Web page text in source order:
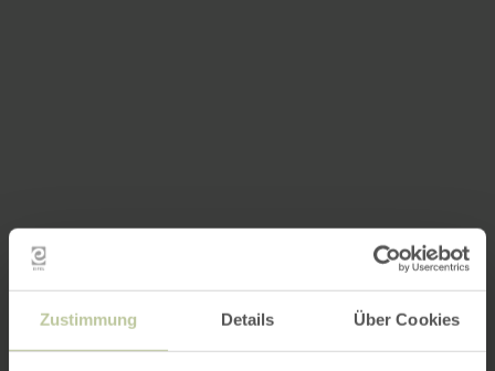
Zustimmung Details Über Cookies